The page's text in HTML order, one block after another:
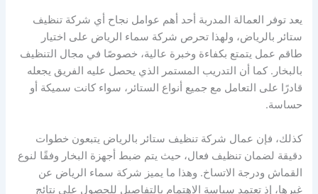
يعد توفر العمالة المدربة أحد أهم عوامل نجاح أي شركة تنظيف
ستائر بالرياض، ولهذا تحرص شركة سماء الرياض على اختيار
طاقم عمل يتمتع بكفاءة وخبرة عالية، خصوصًا في مجال التنظيف
بالبخار. كما أن التدريب المستمر الذي يحصل عليه الفريق يجعله
قادرًا على التعامل مع جميع أنواع الستائر، سواء كانت سميكة أو
حساسة.
كذلك، فإن عمال شركة تنظيف ستائر بالرياض يتبعون خطوات
دقيقة لضمان تنظيف فعال، حيث يتم ضبط أجهزة البخار وفقًا لنوع
القماش ودرجة الاتساخ. وهذا ما يميز شركة سماء الرياض عن
غيرها، إذ تعتمد سياسة الاهتمام بالتفاصيل للحصول على نتائج